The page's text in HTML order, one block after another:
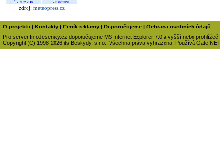
zdroj: meteopress.cz
O projektu Kontakty Ceník reklamy Doporučujeme
Ochrana osobních údajů
Pro server InfoJeseniky.cz doporučujeme MS Internet Explorer 7.0 a vyšší nebo prohlížeč
Copyright (C) 1998-2026 its Beskydy, s.r.o., Všechna práva vyhrazena. Používá